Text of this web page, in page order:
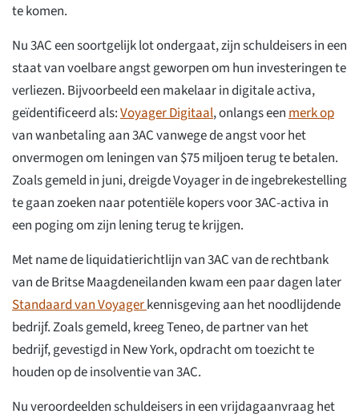
te komen.
Nu 3AC een soortgelijk lot ondergaat, zijn schuldeisers in een
staat van voelbare angst geworpen om hun investeringen te
verliezen. Bijvoorbeeld een makelaar in digitale activa,
geïdentificeerd als:Voyager Digitaal, onlangs een merk op
van wanbetaling aan 3AC vanwege de angst voor het
onvermogen om leningen van $75 miljoen terug te betalen.
Zoals gemeld in juni, dreigde Voyager in de ingebrekestelling
te gaan zoeken naar potentiële kopers voor 3AC-activa in
een poging om zijn lening terug te krijgen.
Met name de liquidatierichtlijn van 3AC van de rechtbank
van de Britse Maagdeneilanden kwam een paar dagen later
Standaard van Voyagerkennisgeving aan het noodlijdende
bedrijf. Zoals gemeld, kreeg Teneo, de partner van het
bedrijf, gevestigd in New York, opdracht om toezicht te
houden op de insolventie van 3AC.
Nu veroordeelden schuldeisers in een vrijdagaanvraag het